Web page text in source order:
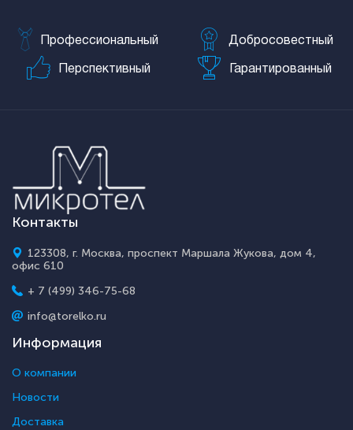
Профессиональный Добросовестный
Перспективный Гарантированный
Контакты
123308, г. Москва, проспект Маршала Жукова, дом 4,
офис 610
+ 7 (499) 346-75-68
info@torelko.ru
Информация
О компании
Новости
Доставка